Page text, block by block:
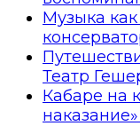
Музыка
Театр
Кабаре на